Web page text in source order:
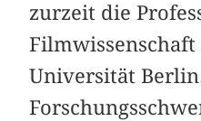
zurzeit die
Universität